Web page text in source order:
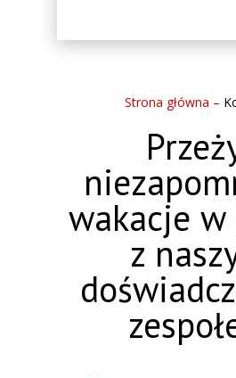
Strona główna –
wakacje w
z